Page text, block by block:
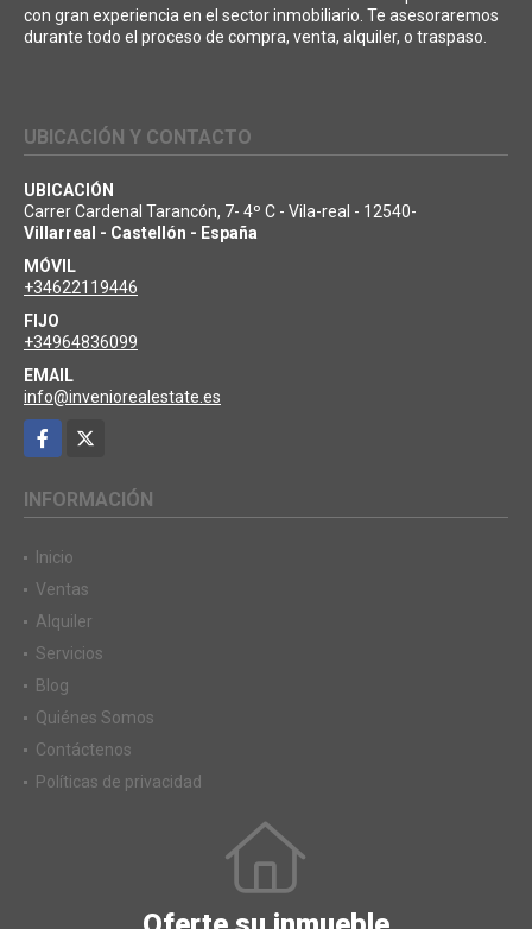
con gran experiencia en el sector inmobiliario. Te asesoraremos
durante todo el proceso de compra, venta, alquiler, o traspaso.
UBICACIÓN Y CONTACTO
UBICACIÓN
Carrer Cardenal Tarancón, 7- 4º C - Vila-real - 12540-
Villarreal - Castellón - España
MÓVIL
+34622119446
FIJO
+34964836099
EMAIL
info@inveniorealestate.es
Facebook
INFORMACIÓN
Inicio
Ventas
Alquiler
Servicios
Blog
Quiénes Somos
Contáctenos
Políticas de privacidad